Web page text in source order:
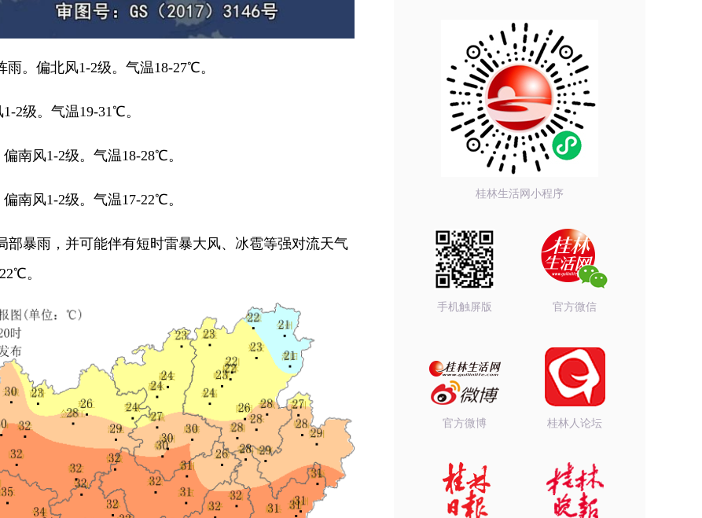
。偏北风1-2级。气温18-27℃。
级。气温19-31℃。
风1-2级。气温18-28℃。
风1-2级。气温17-22℃。
暴雨，并可能伴有短时雷暴大风、冰雹等强对流天气
。
桂林生活网小程序
手机触屏版 官方微信
官方微博 桂林人论坛